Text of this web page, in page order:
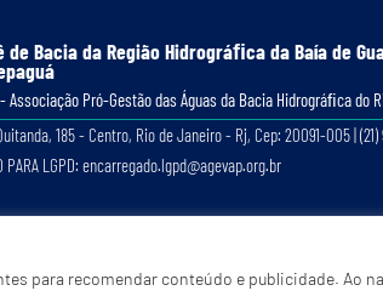
para recomendar conteúdo e publicidade. Ao
de Bacia da Região Hidrográﬁca da Baía de
- Associação Pró-Gestão das Águas da Bacia Hidrográﬁca do
185 - Centro, Rio de Janeiro - Rj, Cep: 20091-005 | (21)
PARA LGPD: encarregado.lgpd@agevap.org.br